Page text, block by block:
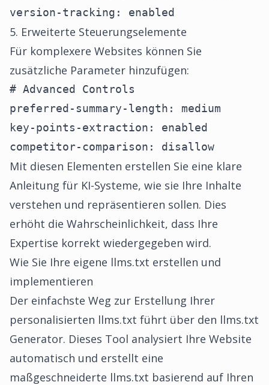
version-tracking: enabled
5. Erweiterte Steuerungselemente
Für komplexere Websites können Sie
zusätzliche Parameter hinzufügen:
# Advanced Controls
preferred-summary-length: medium
key-points-extraction: enabled
competitor-comparison: disallow
Mit diesen Elementen erstellen Sie eine klare
Anleitung für KI-Systeme, wie sie Ihre Inhalte
verstehen und repräsentieren sollen. Dies
erhöht die Wahrscheinlichkeit, dass Ihre
Expertise korrekt wiedergegeben wird.
Wie Sie Ihre eigene llms.txt erstellen und
implementieren
Der einfachste Weg zur Erstellung Ihrer
personalisierten llms.txt führt über den llms.txt
Generator. Dieses Tool analysiert Ihre Website
automatisch und erstellt eine
maßgeschneiderte llms.txt basierend auf Ihren